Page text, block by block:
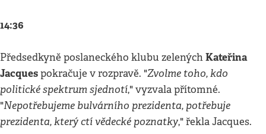
14:36
Předsedkyně poslaneckého klubu zelenýchKateřina
Jacquespokračuje v rozpravě. "Zvolme toho, kdo
politické spektrum sjednotí," vyzvala přítomné.
"Nepotřebujeme bulvárního prezidenta, potřebuje
prezidenta, který ctí vědecké poznatky," řekla Jacques.